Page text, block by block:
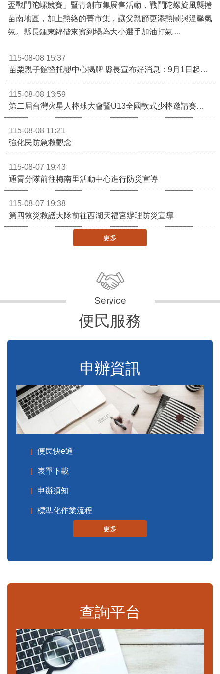
盃戰鬥陀螺競賽」暨青創市集展售活動，戰鬥陀螺旋風襲捲
苗南地區，加上熱絡的菁市集，讓父親節更添熱鬧與溫馨氣
115-08-08 15:37
115-08-08 13:59
115-08-08 11:21
強化民防急救觀念
115-08-07 19:43
通霄分隊前往梅南里活動中心進行防災宣導
115-08-07 19:38
第四救災救護大隊前往西湖天福宮辦理防災宣導
更多
便民服務
申辦資訊
便民快e通
表單下載
申辦須知
標準化作業流程
更多
查詢平台